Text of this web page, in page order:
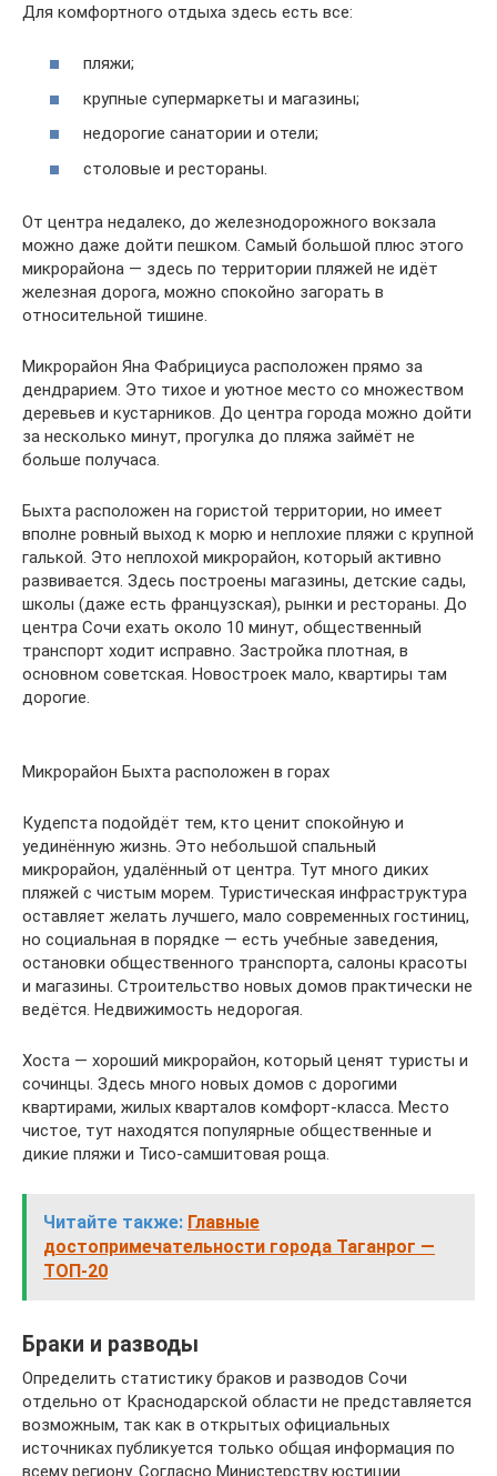
Для комфортного отдыха здесь есть все:
пляжи;
крупные супермаркеты и магазины;
недорогие санатории и отели;
столовые и рестораны.
От центра недалеко, до железнодорожного вокзала
можно даже дойти пешком. Самый большой плюс этого
микрорайона — здесь по территории пляжей не идёт
железная дорога, можно спокойно загорать в
относительной тишине.
Микрорайон Яна Фабрициуса расположен прямо за
дендрарием. Это тихое и уютное место со множеством
деревьев и кустарников. До центра города можно дойти
за несколько минут, прогулка до пляжа займёт не
больше получаса.
Быхта расположен на гористой территории, но имеет
вполне ровный выход к морю и неплохие пляжи с крупной
галькой. Это неплохой микрорайон, который активно
развивается. Здесь построены магазины, детские сады,
школы (даже есть французская), рынки и рестораны. До
центра Сочи ехать около 10 минут, общественный
транспорт ходит исправно. Застройка плотная, в
основном советская. Новостроек мало, квартиры там
дорогие.
Микрорайон Быхта расположен в горах
Кудепста подойдёт тем, кто ценит спокойную и
уединённую жизнь. Это небольшой спальный
микрорайон, удалённый от центра. Тут много диких
пляжей с чистым морем. Туристическая инфраструктура
оставляет желать лучшего, мало современных гостиниц,
но социальная в порядке — есть учебные заведения,
остановки общественного транспорта, салоны красоты
и магазины. Строительство новых домов практически не
ведётся. Недвижимость недорогая.
Хоста — хороший микрорайон, который ценят туристы и
сочинцы. Здесь много новых домов с дорогими
квартирами, жилых кварталов комфорт-класса. Место
чистое, тут находятся популярные общественные и
дикие пляжи и Тисо-самшитовая роща.
Читайте также: Главные
достопримечательности города Таганрог —
ТОП-20
Браки и разводы
Определить статистику браков и разводов Сочи
отдельно от Краснодарской области не представляется
возможным, так как в открытых официальных
источниках публикуется только общая информация по
всему региону. Согласно Министерству юстиции